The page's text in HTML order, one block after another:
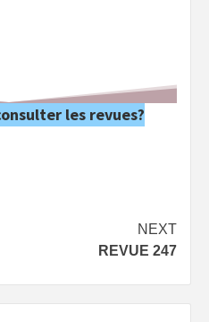
les revues?
NEXT
REVUE 247